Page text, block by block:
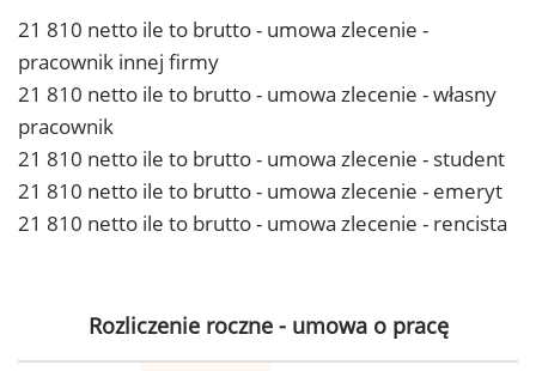
21 810 netto ile to brutto - umowa zlecenie -
pracownik innej firmy
21 810 netto ile to brutto - umowa zlecenie - własny
pracownik
21 810 netto ile to brutto - umowa zlecenie - student
21 810 netto ile to brutto - umowa zlecenie - emeryt
21 810 netto ile to brutto - umowa zlecenie - rencista
Rozliczenie roczne - umowa o pracę